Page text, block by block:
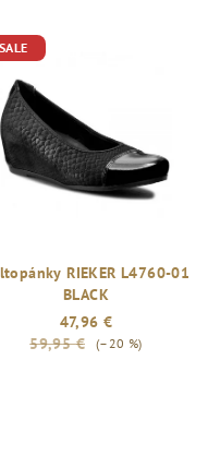
SALE
RIEKER L4760-01
BLACK
47,96 €
59,95 €
(–20 %)